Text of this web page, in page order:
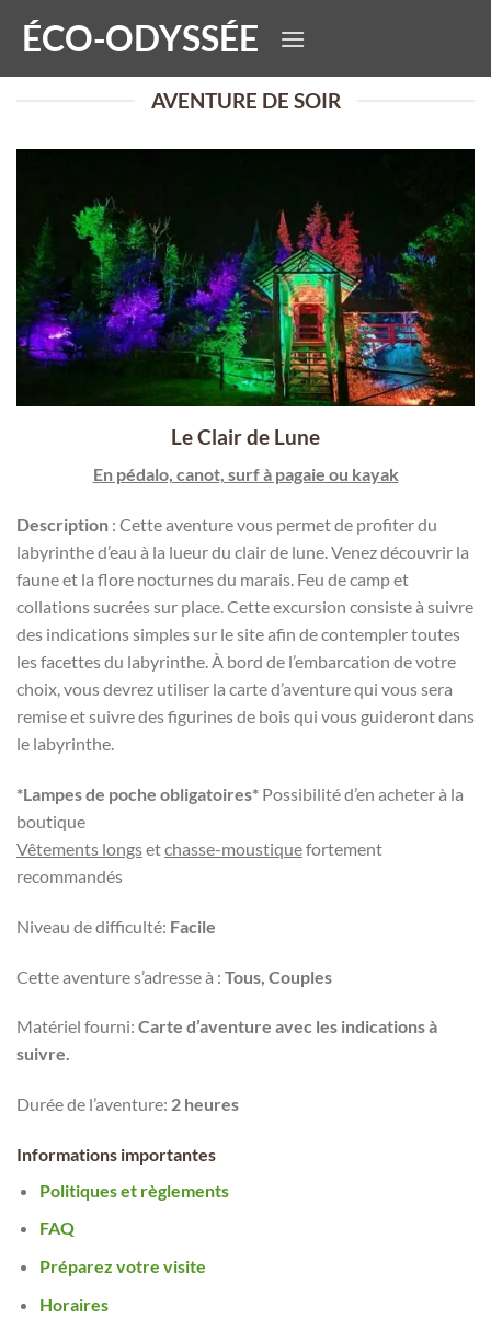
ÉCO-ODYSSÉE
AVENTURE DE SOIR
Le Clair de Lune
En pédalo, canot, surf à pagaie ou kayak
Description : Cette aventure vous permet de profiter du
labyrinthe d’eau à la lueur du clair de lune. Venez découvrir la
faune et la flore nocturnes du marais. Feu de camp et
collations sucrées sur place. Cette excursion consiste à suivre
des indications simples sur le site afin de contempler toutes
les facettes du labyrinthe. À bord de l’embarcation de votre
choix, vous devrez utiliser la carte d’aventure qui vous sera
remise et suivre des figurines de bois qui vous guideront dans
le labyrinthe.
*Lampes de poche obligatoires* Possibilité d’en acheter à la
boutique
Vêtements longsetchasse-moustiquefortement
recommandés
Niveau de difficulté: Facile
Cette aventure s’adresse à : Tous, Couples
Matériel fourni: Carte d’aventure avec les indications à
suivre.
Durée de l’aventure: 2 heures
Informations importantes
Politiques et règlements
FAQ
Préparez votre visite
Horaires